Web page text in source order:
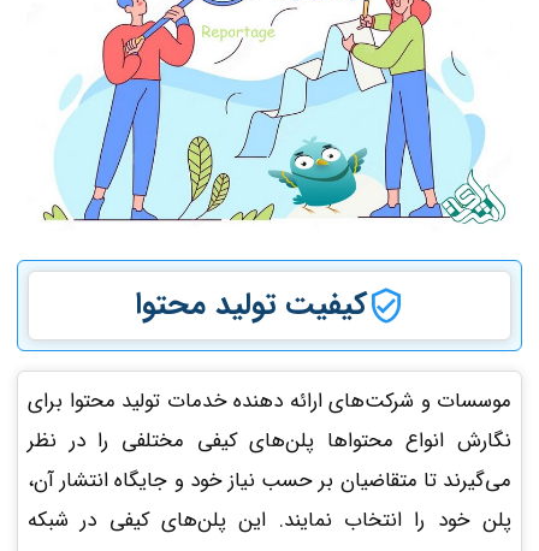
کیفیت تولید محتوا
موسسات و شرکت‌های ارائه دهنده خدمات تولید محتوا برای
نگارش انواع محتواها پلن‌های کیفی مختلفی را در نظر
می‌گیرند تا متقاضیان بر حسب نیاز خود و جایگاه انتشار آن،
پلن خود را انتخاب نمایند. این پلن‌های کیفی در شبکه